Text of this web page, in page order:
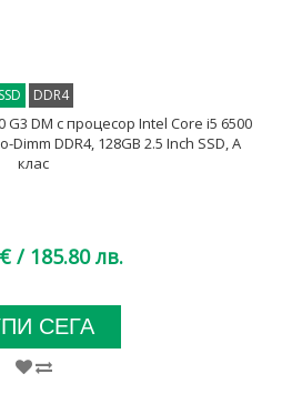
SSD DDR4
DM с процесор Intel Core i5 6500
Dimm DDR4, 128GB 2.5 Inch SSD, A
клас
/ 185.80 лв.
СЕГА